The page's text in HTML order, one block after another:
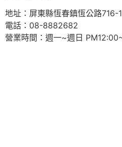
地址：屏東縣恆春鎮恆公路716-
電話：08-8882682
營業時間：週一~週日